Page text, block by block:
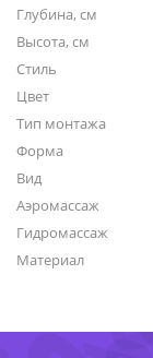
Глубина, см
Высота, см
Стиль
Цвет
Тип монтажа
Форма
Вид
Аэромассаж
Гидромассаж
Материал